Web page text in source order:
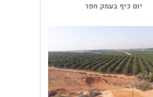
יום כיף בעמק חפר